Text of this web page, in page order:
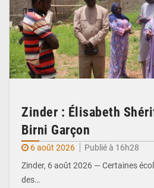
Zinder : Élisabeth
Birni Garçon
6 août 2026
Publié à 16h28
Zinder, 6 août 2026 — Certaines
des…